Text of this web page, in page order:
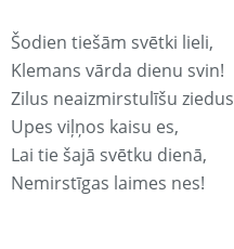
Šodien tiešām svētki lieli,
Klemans vārda dienu svin!
Zilus neaizmirstulīšu ziedus
Upes viļņos kaisu es,
Lai tie šajā svētku dienā,
Nemirstīgas laimes nes!